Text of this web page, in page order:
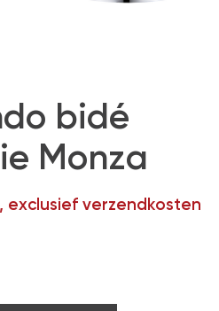
bidé
Monza
exclusief verzendkosten